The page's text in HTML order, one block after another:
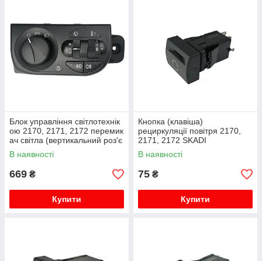
Блок управління світлотехнік
ою 2170, 2171, 2172 перемик
ач світла (вертикальний роз'є
м) 2 ПТФ ЛЮКС SKADI
В наявності
669 ₴
Купити
Кнопка (клавіша)
рециркуляції повітря 2170,
2171, 2172 SKADI
В наявності
75 ₴
Купити